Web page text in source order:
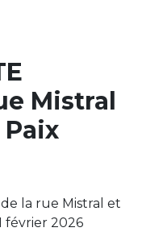
Mistral
la rue Mistral et
février 2026